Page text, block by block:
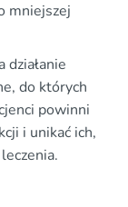
mniejszej
do których
powinni
i unikać ich,